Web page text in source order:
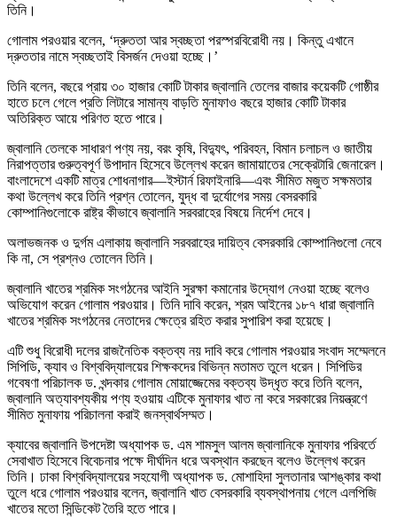
তিনি।
গোলাম পরওয়ার বলেন, ‘দ্রুততা আর স্বচ্ছতা পরস্পরবিরোধী নয়। কিন্তু এখানে
দ্রুততার নামে স্বচ্ছতাই বিসর্জন দেওয়া হচ্ছে।’
তিনি বলেন, বছরে প্রায় ৩০ হাজার কোটি টাকার জ্বালানি তেলের বাজার কয়েকটি গোষ্ঠীর
হাতে চলে গেলে প্রতি লিটারে সামান্য বাড়তি মুনাফাও বছরে হাজার কোটি টাকার
অতিরিক্ত আয়ে পরিণত হতে পারে।
জ্বালানি তেলকে সাধারণ পণ্য নয়, বরং কৃষি, বিদ্যুৎ, পরিবহন, বিমান চলাচল ও জাতীয়
নিরাপত্তার গুরুত্বপূর্ণ উপাদান হিসেবে উল্লেখ করেন জামায়াতের সেক্রেটারি জেনারেল।
বাংলাদেশে একটি মাত্র শোধনাগার—ইস্টার্ন রিফাইনারি—এবং সীমিত মজুত সক্ষমতার
কথা উল্লেখ করে তিনি প্রশ্ন তোলেন, যুদ্ধ বা দুর্যোগের সময় বেসরকারি
কোম্পানিগুলোকে রাষ্ট্র কীভাবে জ্বালানি সরবরাহের বিষয়ে নির্দেশ দেবে।
অলাভজনক ও দুর্গম এলাকায় জ্বালানি সরবরাহের দায়িত্ব বেসরকারি কোম্পানিগুলো নেবে
কি না, সে প্রশ্নও তোলেন তিনি।
জ্বালানি খাতের শ্রমিক সংগঠনের আইনি সুরক্ষা কমানোর উদ্যোগ নেওয়া হচ্ছে বলেও
অভিযোগ করেন গোলাম পরওয়ার। তিনি দাবি করেন, শ্রম আইনের ১৮৭ ধারা জ্বালানি
খাতের শ্রমিক সংগঠনের নেতাদের ক্ষেত্রে রহিত করার সুপারিশ করা হয়েছে।
এটি শুধু বিরোধী দলের রাজনৈতিক বক্তব্য নয় দাবি করে গোলাম পরওয়ার সংবাদ সম্মেলনে
সিপিডি, ক্যাব ও বিশ্ববিদ্যালয়ের শিক্ষকদের বিভিন্ন মতামত তুলে ধরেন। সিপিডির
গবেষণা পরিচালক ড. খন্দকার গোলাম মোয়াজ্জেমের বক্তব্য উদ্ধৃত করে তিনি বলেন,
জ্বালানি অত্যাবশ্যকীয় পণ্য হওয়ায় এটিকে মুনাফার খাত না করে সরকারের নিয়ন্ত্রণে
সীমিত মুনাফায় পরিচালনা করাই জনস্বার্থসম্মত।
ক্যাবের জ্বালানি উপদেষ্টা অধ্যাপক ড. এম শামসুল আলম জ্বালানিকে মুনাফার পরিবর্তে
সেবাখাত হিসেবে বিবেচনার পক্ষে দীর্ঘদিন ধরে অবস্থান করছেন বলেও উল্লেখ করেন
তিনি। ঢাকা বিশ্ববিদ্যালয়ের সহযোগী অধ্যাপক ড. মোশাহিদা সুলতানার আশঙ্কার কথা
তুলে ধরে গোলাম পরওয়ার বলেন, জ্বালানি খাত বেসরকারি ব্যবস্থাপনায় গেলে এলপিজি
খাতের মতো সিন্ডিকেট তৈরি হতে পারে।